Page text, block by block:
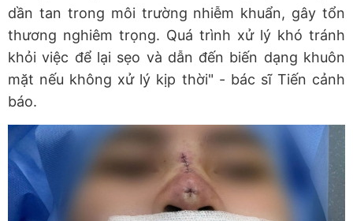
dần tan trong môi trường nhiễm khuẩn, gây tổn
thương nghiêm trọng. Quá trình xử lý khó tránh
khỏi việc để lại sẹo và dẫn đến biến dạng khuôn
mặt nếu không xử lý kịp thời" - bác sĩ Tiến cảnh
báo.